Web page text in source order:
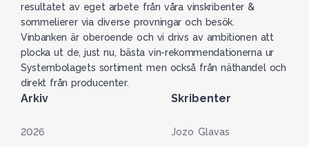
resultatet av eget arbete från våra vinskribenter &
sommelierer via diverse provningar och besök.
Vinbanken är oberoende och vi drivs av ambitionen att
plocka ut de, just nu, bästa vin-rekommendationerna ur
Systembolagets sortiment men också från näthandel och
direkt från producenter.
Arkiv
2026
Skribenter
Jozo Glavas